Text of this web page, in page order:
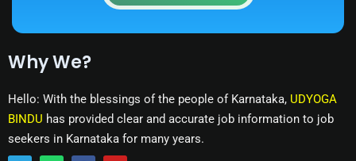
Why We?
Hello: With the blessings of the people of Karnataka, UDYOGA
BINDU has provided clear and accurate job information to job
seekers in Karnataka for many years.